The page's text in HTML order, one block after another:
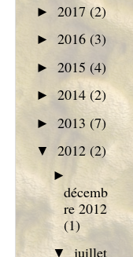
► 2017(2)
► 2016 (3)
► 2015 (4)
► 2014 (2)
► 2013 (7)
▼ 2012 (2)
►
décemb
re 2012
(1)
▼juillet